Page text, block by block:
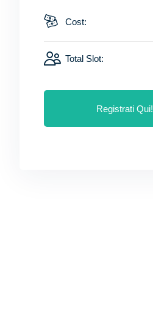
Cost:
Total Slot:
Registrati Qui!